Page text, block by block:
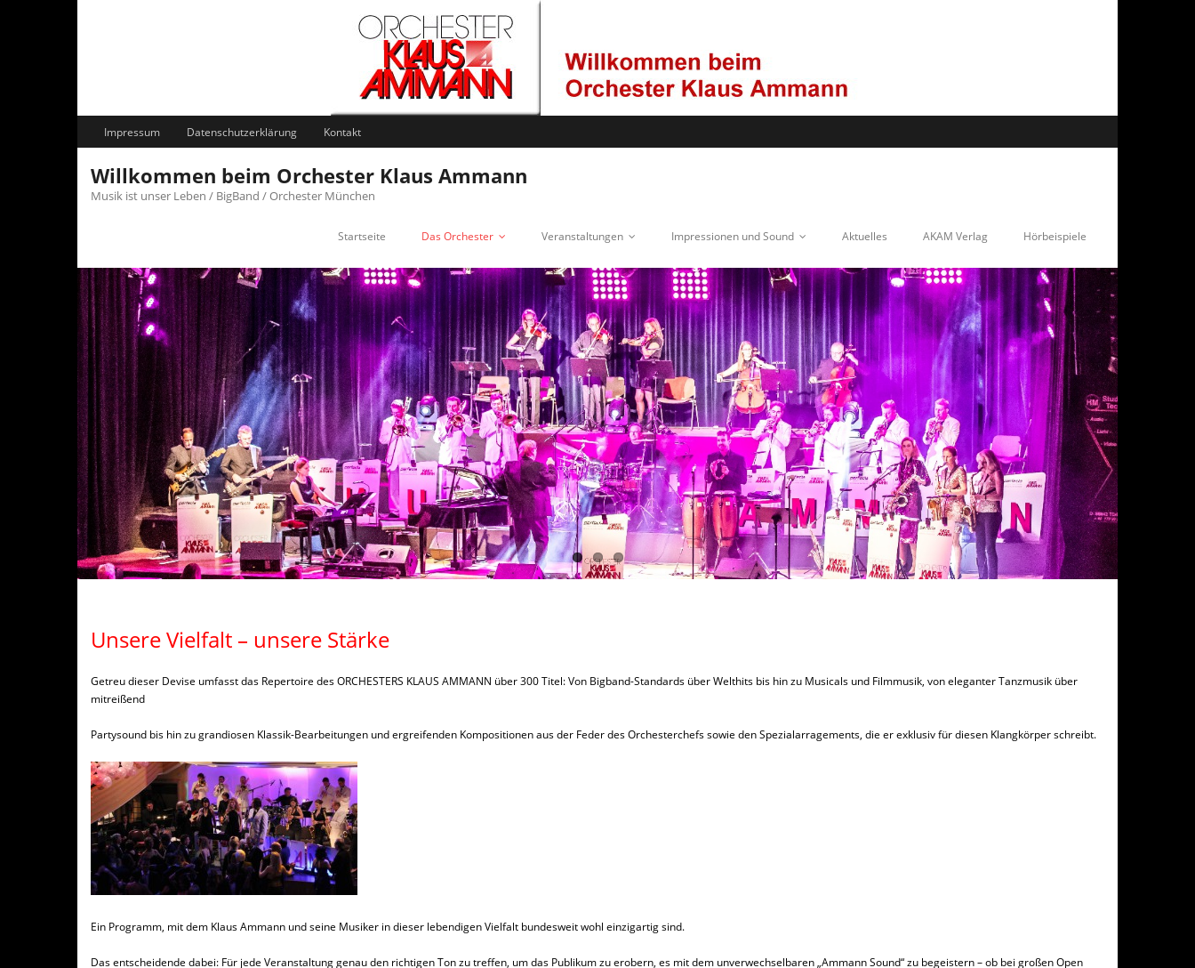
Impressum Datenschutzerklärung Kontakt
Willkommen beim Orchester Klaus Ammann
Musik ist unser Leben / BigBand / Orchester München
Startseite Das Orchester Veranstaltungen Impressionen und Sound Aktuelles AKAM Verlag Hörbeispiele
Unsere Vielfalt – unsere Stärke
Getreu dieser Devise umfasst das Repertoire des ORCHESTERS KLAUS AMMANN über 300 Titel: Von Bigband-Standards über Welthits bis hin zu Musicals und Filmmusik, von eleganter Tanzmusik über
mitreißend
Partysound bis hin zu grandiosen Klassik-Bearbeitungen und ergreifenden Kompositionen aus der Feder des Orchesterchefs sowie den Spezialarragements, die er exklusiv für diesen Klangkörper schreibt.
Ein Programm, mit dem Klaus Ammann und seine Musiker in dieser lebendigen Vielfalt bundesweit wohl einzigartig sind.
Das entscheidende dabei: Für jede Veranstaltung genau den richtigen Ton zu treffen, um das Publikum zu erobern, es mit dem unverwechselbaren „Ammann Sound“ zu begeistern – ob bei großen Open